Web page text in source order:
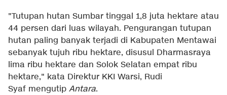
"Tutupan hutan Sumbar tinggal 1,8 juta hektare atau
44 persen dari luas wilayah. Pengurangan tutupan
hutan paling banyak terjadi di Kabupaten Mentawai
sebanyak tujuh ribu hektare, disusul Dharmasraya
lima ribu hektare dan Solok Selatan empat ribu
hektare," kata Direktur KKI Warsi, Rudi
Syaf mengutip Antara.